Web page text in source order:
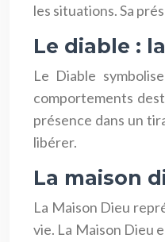
les situations. Sa
Le diable :
Le Diable
comportements
présence dans un
libérer.
La maison
La Maison Dieu
vie. La Maison Dieu